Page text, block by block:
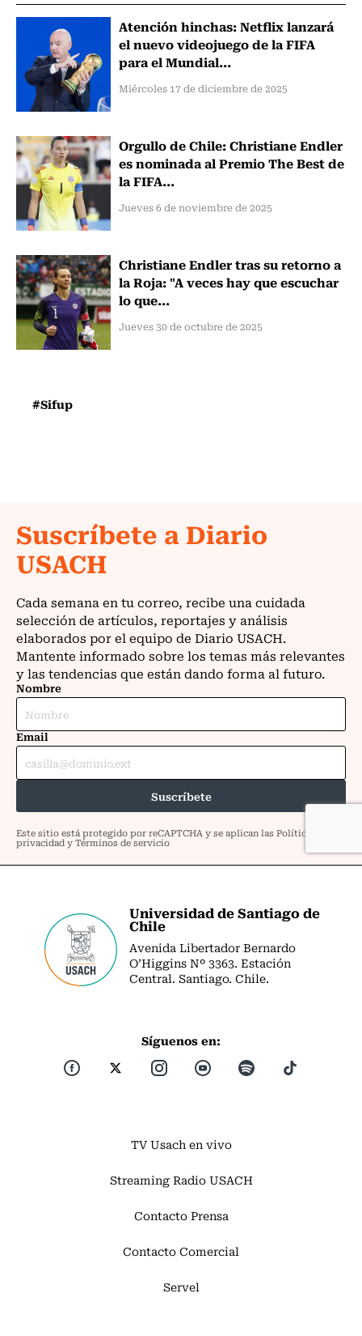
Atención hinchas: Netflix lanzará
el nuevo videojuego de la FIFA
para el Mundial...
Miércoles 17 de diciembre de 2025
Orgullo de Chile: Christiane Endler
es nominada al Premio The Best de
la FIFA...
Jueves 6 de noviembre de 2025
Christiane Endler tras su retorno a
la Roja: "A veces hay que escuchar
lo que...
Jueves 30 de octubre de 2025
#Sifup
Universidad de Santiago de
Chile
Avenida Libertador Bernardo
O’Higgins Nº 3363. Estación
Central. Santiago. Chile.
Síguenos en:
TV Usach en vivo
Streaming Radio USACH
Contacto Prensa
Contacto Comercial
Servel